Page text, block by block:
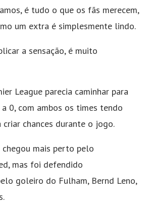
é tudo o que os fãs merecem,
um extra é simplesmente lindo.
a sensação, é muito
League parecia caminhar para
0, com ambos os times tendo
chances durante o jogo.
chegou mais perto pelo
mas foi defendido
goleiro do Fulham, Bernd Leno,